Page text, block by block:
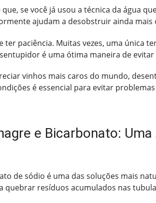
se você já usou a técnica da água
ajudam a desobstruir ainda
paciência. Muitas vezes, uma única
é uma ótima maneira de
vinhos mais caros do mundo,
é essencial para evitar
e Bicarbonato:
de sódio é uma das soluções mais
quebrar resíduos acumulados nas